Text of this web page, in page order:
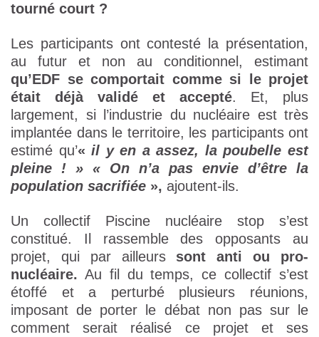
tourné court ?
Les participants ont contesté la présentation,
au futur et non au conditionnel, estimant
qu’EDF se comportait comme si le projet
était déjà validé et accepté. Et, plus
largement, si l’industrie du nucléaire est très
implantée dans le territoire, les participants ont
estimé qu’«il y en a assez, la poubelle est
pleine ! » « On n’a pas envie d’être la
population sacrifiée », ajoutent-ils.
Un collectif Piscine nucléaire stop s’est
constitué. Il rassemble des opposants au
projet, qui par ailleurs sont anti ou pro-
nucléaire. Au fil du temps, ce collectif s’est
étoffé et a perturbé plusieurs réunions,
imposant de porter le débat non pas sur le
comment serait réalisé ce projet et ses